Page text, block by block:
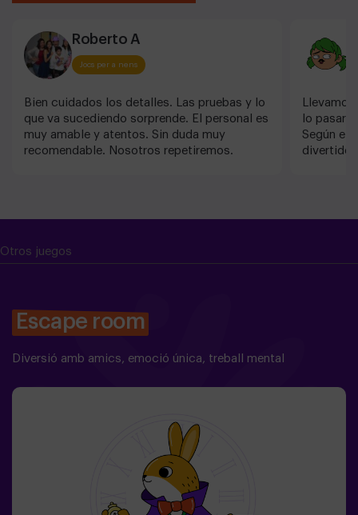
Roberto A
Jocs per a nens
Bien cuidados los detalles. Las pruebas y lo
que va sucediendo sorprende. El personal es
muy amable y atentos. Sin duda muy
recomendable. Nosotros repetiremos.
lo
Según
divertido.
Otros juegos
Escape room
Diversió amb amics, emoció única, treball mental